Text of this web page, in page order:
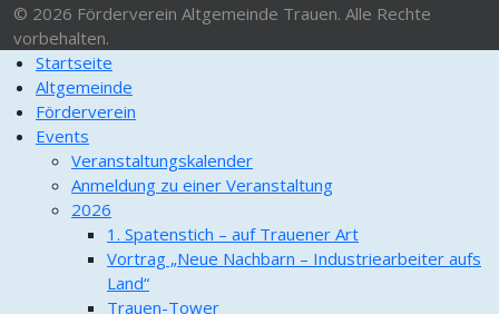
© 2026 Förderverein Altgemeinde Trauen. Alle Rechte
vorbehalten.
Startseite
Altgemeinde
Förderverein
Events
Veranstaltungskalender
Anmeldung zu einer Veranstaltung
2026
1. Spatenstich – auf Trauener Art
Vortrag „Neue Nachbarn – Industriearbeiter aufs
Land“
Trauen-Tower